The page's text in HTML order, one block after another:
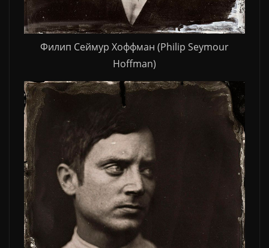
Филип Сеймур Хоффман (Philip Seymour
Hoffman)